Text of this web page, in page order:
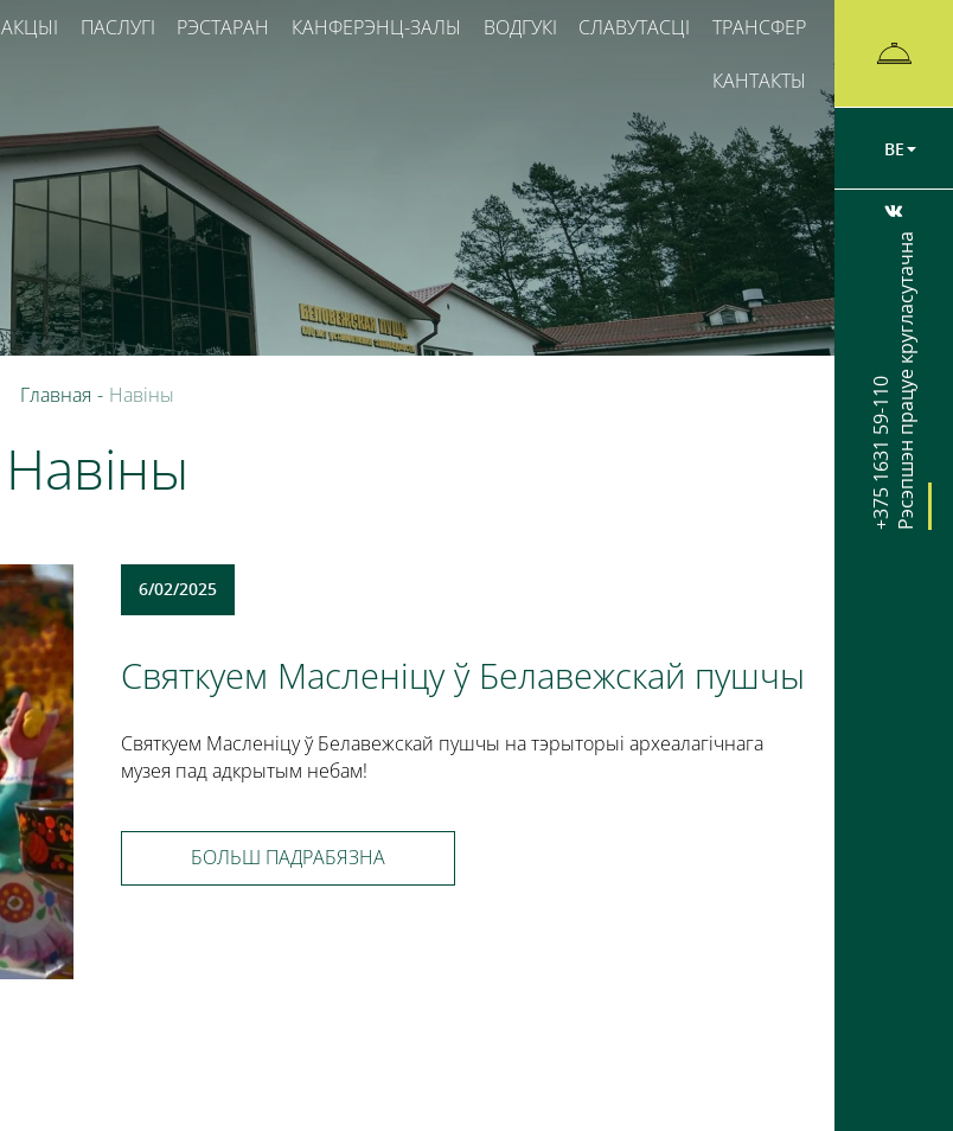
BE
+375 1631 59-110Рэсэпшэн працуе кругласутачна
АКЦЫІ ПАСЛУГІ РЭСТАРАН КАНФЕРЭНЦ-ЗАЛЫ ВОДГУКІ СЛАВУТАСЦІ ТРАНСФЕР
КАНТАКТЫ
Главная - Навіны
Навіны
6/02/2025
Святкуем Масленіцу ў Белавежскай пушчы
Святкуем Масленіцу ў Белавежскай пушчы на тэрыторыі археалагічнага
музея пад адкрытым небам!
БОЛЬШ ПАДРАБЯЗНА